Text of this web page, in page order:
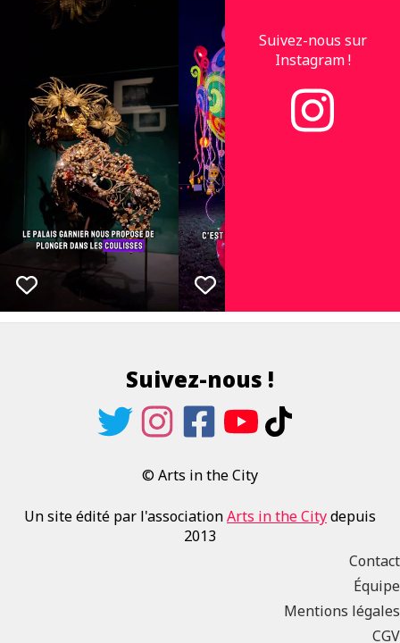
Suivez-nous sur
Instagram !
Suivez-nous !
© Arts in the City
Un site édité par l'associationArts in the Citydepuis
2013
Contact
Équipe
Mentions légales
CGV